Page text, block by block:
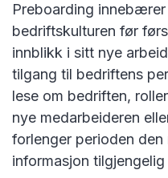
Preboarding
bedriftskulturen før
innblikk i sitt nye
tilgang til bedriftens
lese om bedriften,
nye medarbeideren
forlenger perioden
informasjon